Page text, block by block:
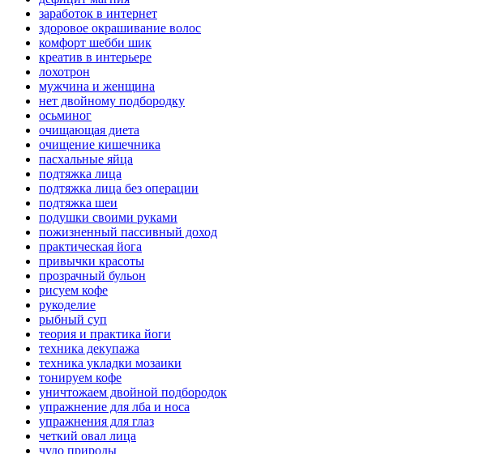
заработок в интернет
здоровое окрашивание волос
комфорт шебби шик
креатив в интерьере
лохотрон
мужчина и женщина
нет двойному подбородку
осьминог
очищающая диета
очищение кишечника
пасхальные яйца
подтяжка лица
подтяжка лица без операции
подтяжка шеи
подушки своими руками
пожизненный пассивный доход
практическая йога
привычки красоты
прозрачный бульон
рисуем кофе
рукоделие
рыбный суп
теория и практика йоги
техника декупажа
техника укладки мозаики
тонируем кофе
уничтожаем двойной подбородок
упражнение для лба и носа
упражнения для глаз
четкий овал лица
чудо природы